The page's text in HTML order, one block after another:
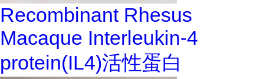
Recombinant Rhesus
Macaque Interleukin-4
protein(IL4)活性蛋白